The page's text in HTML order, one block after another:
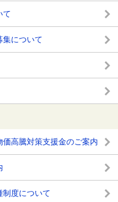
て
集について
価高騰対策支援金のご案内
制度について